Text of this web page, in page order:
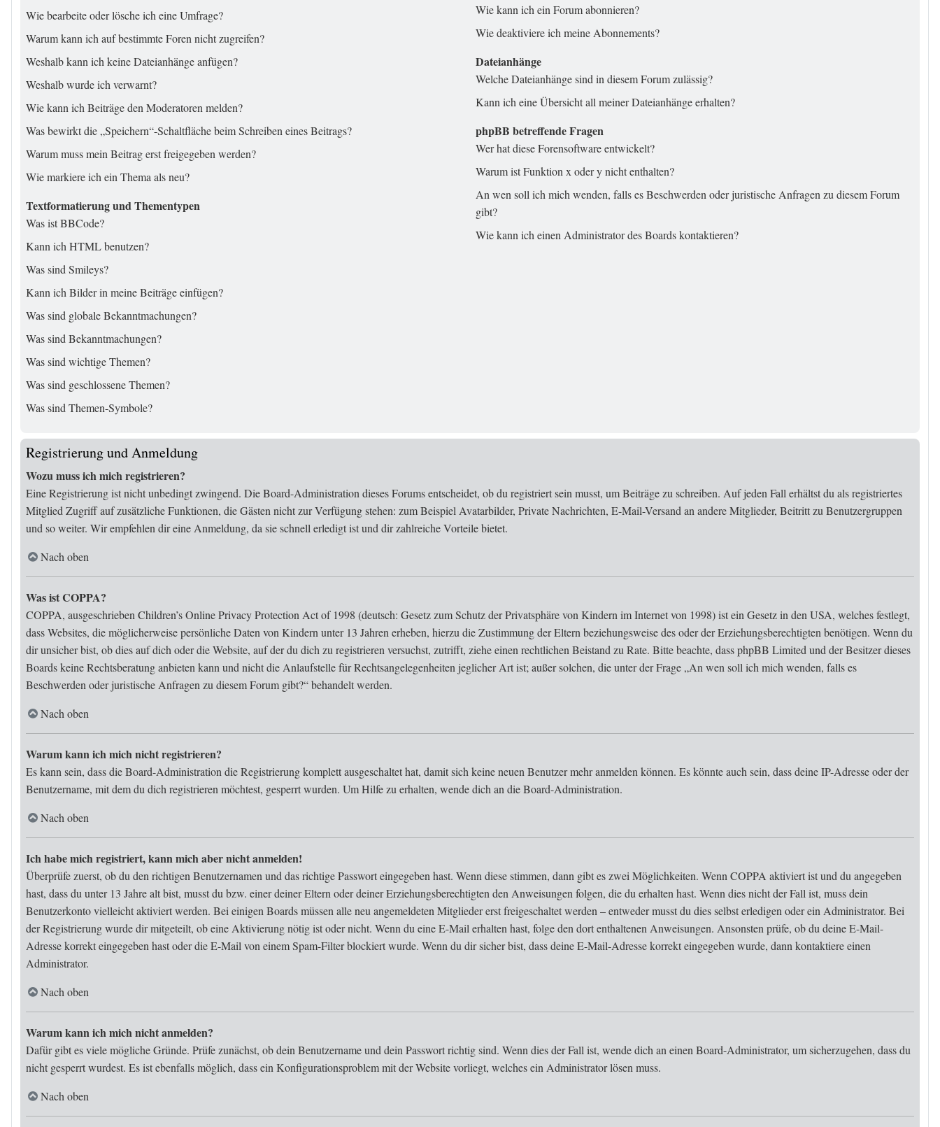
Wie bearbeite oder lösche ich eine Umfrage?
Warum kann ich auf bestimmte Foren nicht zugreifen?
Weshalb kann ich keine Dateianhänge anfügen?
Weshalb wurde ich verwarnt?
Wie kann ich Beiträge den Moderatoren melden?
Was bewirkt die „Speichern“-Schaltfläche beim Schreiben eines Beitrags?
Warum muss mein Beitrag erst freigegeben werden?
Wie markiere ich ein Thema als neu?
Textformatierung und Thementypen
Was ist BBCode?
Kann ich HTML benutzen?
Was sind Smileys?
Kann ich Bilder in meine Beiträge einfügen?
Was sind globale Bekanntmachungen?
Was sind Bekanntmachungen?
Was sind wichtige Themen?
Was sind geschlossene Themen?
Was sind Themen-Symbole?
Wie kann ich ein Forum abonnieren?
Wie deaktiviere ich meine Abonnements?
Dateianhänge
Welche Dateianhänge sind in diesem Forum zulässig?
Kann ich eine Übersicht all meiner Dateianhänge erhalten?
phpBB betreffende Fragen
Wer hat diese Forensoftware entwickelt?
Warum ist Funktion x oder y nicht enthalten?
An wen soll ich mich wenden, falls es Beschwerden oder juristische Anfragen zu diesem Forum
gibt?
Wie kann ich einen Administrator des Boards kontaktieren?
Registrierung und Anmeldung
Wozu muss ich mich registrieren?
Eine Registrierung ist nicht unbedingt zwingend. Die Board-Administration dieses Forums entscheidet, ob du registriert sein musst, um Beiträge zu schreiben. Auf jeden Fall erhältst du als registriertes
Mitglied Zugriff auf zusätzliche Funktionen, die Gästen nicht zur Verfügung stehen: zum Beispiel Avatarbilder, Private Nachrichten, E-Mail-Versand an andere Mitglieder, Beitritt zu Benutzergruppen
und so weiter. Wir empfehlen dir eine Anmeldung, da sie schnell erledigt ist und dir zahlreiche Vorteile bietet.
Nach oben
Was ist COPPA?
COPPA, ausgeschrieben Children’s Online Privacy Protection Act of 1998 (deutsch: Gesetz zum Schutz der Privatsphäre von Kindern im Internet von 1998) ist ein Gesetz in den USA, welches festlegt,
dass Websites, die möglicherweise persönliche Daten von Kindern unter 13 Jahren erheben, hierzu die Zustimmung der Eltern beziehungsweise des oder der Erziehungsberechtigten benötigen. Wenn du
dir unsicher bist, ob dies auf dich oder die Website, auf der du dich zu registrieren versuchst, zutrifft, ziehe einen rechtlichen Beistand zu Rate. Bitte beachte, dass phpBB Limited und der Besitzer dieses
Boards keine Rechtsberatung anbieten kann und nicht die Anlaufstelle für Rechtsangelegenheiten jeglicher Art ist; außer solchen, die unter der Frage „An wen soll ich mich wenden, falls es
Beschwerden oder juristische Anfragen zu diesem Forum gibt?“ behandelt werden.
Nach oben
Warum kann ich mich nicht registrieren?
Es kann sein, dass die Board-Administration die Registrierung komplett ausgeschaltet hat, damit sich keine neuen Benutzer mehr anmelden können. Es könnte auch sein, dass deine IP-Adresse oder der
Benutzername, mit dem du dich registrieren möchtest, gesperrt wurden. Um Hilfe zu erhalten, wende dich an die Board-Administration.
Nach oben
Ich habe mich registriert, kann mich aber nicht anmelden!
Überprüfe zuerst, ob du den richtigen Benutzernamen und das richtige Passwort eingegeben hast. Wenn diese stimmen, dann gibt es zwei Möglichkeiten. Wenn COPPA aktiviert ist und du angegeben
hast, dass du unter 13 Jahre alt bist, musst du bzw. einer deiner Eltern oder deiner Erziehungsberechtigten den Anweisungen folgen, die du erhalten hast. Wenn dies nicht der Fall ist, muss dein
Benutzerkonto vielleicht aktiviert werden. Bei einigen Boards müssen alle neu angemeldeten Mitglieder erst freigeschaltet werden – entweder musst du dies selbst erledigen oder ein Administrator. Bei
der Registrierung wurde dir mitgeteilt, ob eine Aktivierung nötig ist oder nicht. Wenn du eine E-Mail erhalten hast, folge den dort enthaltenen Anweisungen. Ansonsten prüfe, ob du deine E-Mail-
Adresse korrekt eingegeben hast oder die E-Mail von einem Spam-Filter blockiert wurde. Wenn du dir sicher bist, dass deine E-Mail-Adresse korrekt eingegeben wurde, dann kontaktiere einen
Administrator.
Nach oben
Warum kann ich mich nicht anmelden?
Dafür gibt es viele mögliche Gründe. Prüfe zunächst, ob dein Benutzername und dein Passwort richtig sind. Wenn dies der Fall ist, wende dich an einen Board-Administrator, um sicherzugehen, dass du
nicht gesperrt wurdest. Es ist ebenfalls möglich, dass ein Konfigurationsproblem mit der Website vorliegt, welches ein Administrator lösen muss.
Nach oben